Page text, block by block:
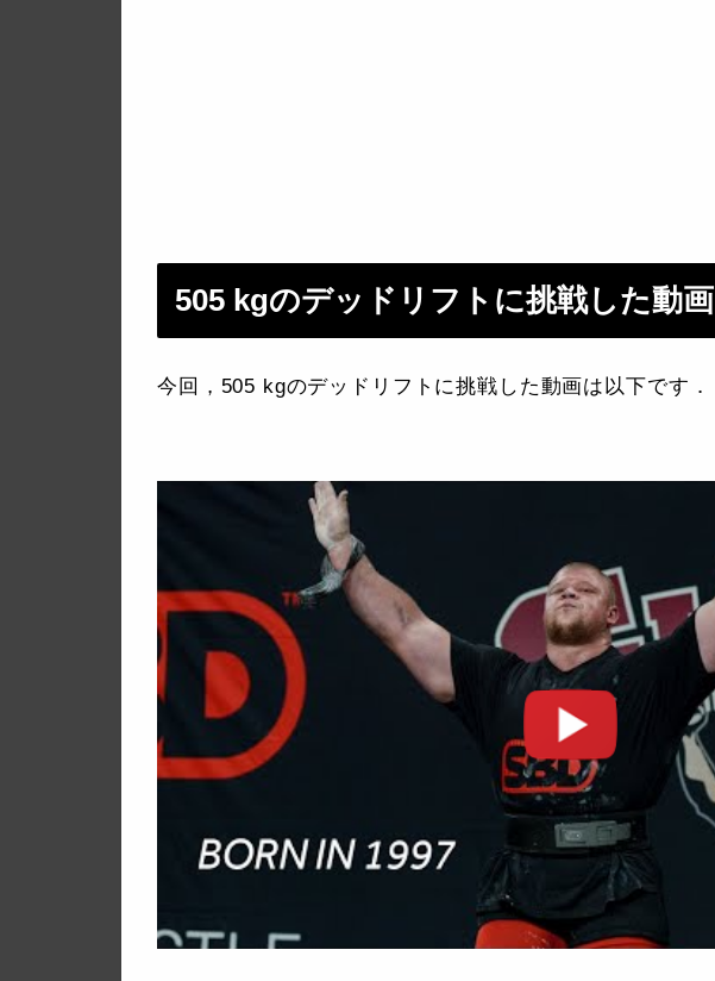
505 kgのデッドリフトに挑戦した動画
今回，505 kgのデッドリフトに挑戦した動画は以下です．